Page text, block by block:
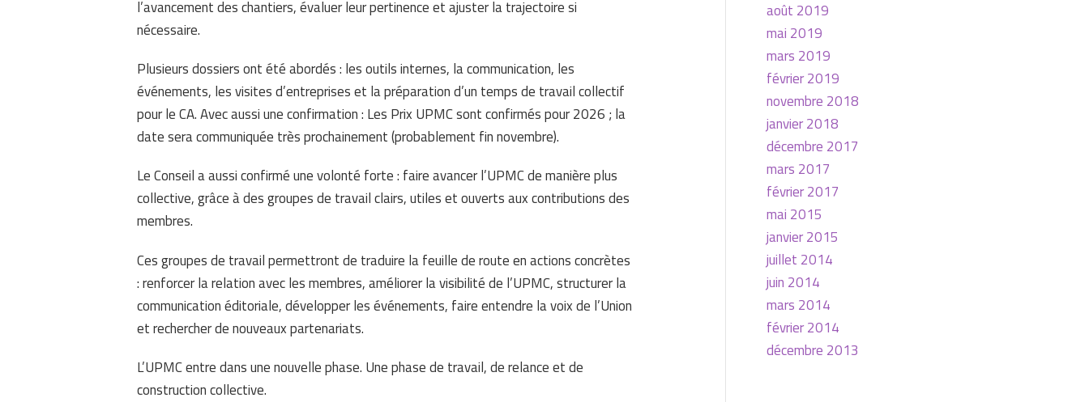
l’avancement des chantiers, évaluer leur pertinence et ajuster la trajectoire si
nécessaire.
Plusieurs dossiers ont été abordés : les outils internes, la communication, les
événements, les visites d’entreprises et la préparation d’un temps de travail collectif
pour le CA. Avec aussi une confirmation : Les Prix UPMC sont confirmés pour 2026 ; la
date sera communiquée très prochainement (probablement fin novembre).
Le Conseil a aussi confirmé une volonté forte : faire avancer l’UPMC de manière plus
collective, grâce à des groupes de travail clairs, utiles et ouverts aux contributions des
membres.
Ces groupes de travail permettront de traduire la feuille de route en actions concrètes
: renforcer la relation avec les membres, améliorer la visibilité de l’UPMC, structurer la
communication éditoriale, développer les événements, faire entendre la voix de l’Union
et rechercher de nouveaux partenariats.
L’UPMC entre dans une nouvelle phase. Une phase de travail, de relance et de
construction collective.
août 2019
mai 2019
mars 2019
février 2019
novembre 2018
janvier 2018
décembre 2017
mars 2017
février 2017
mai 2015
janvier 2015
juillet 2014
juin 2014
mars 2014
février 2014
décembre 2013